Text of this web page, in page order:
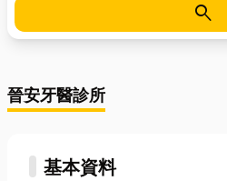
search
晉安牙醫診所
基本資料